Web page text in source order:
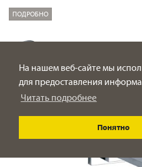
На нашем веб-сайте мы
для предоставления
Читать подробнее
Понятно
ПОДРОБНО